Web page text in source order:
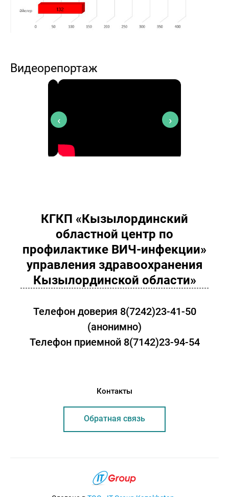
Видеорепортаж
‹ ›
КГКП «Кызылординский
областной центр по
профилактике ВИЧ-инфекции»
управления здравоохранения
Кызылординской области»
Телефон доверия 8(7242)23-41-50
(анонимно)
Телефон приемной 8(7142)23-94-54
Контакты
Обратная связь